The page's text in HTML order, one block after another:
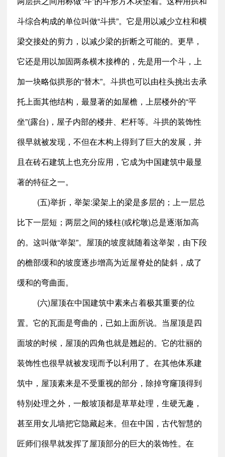
斗综合构成的单位叫做“斗拱”。它是用以减少立柱和横
梁交接处的剪力，以减少梁的折断之可能的。更早，
它还是用以加固两条横木接榫的，先是用一个斗，上
加一块略似拱形的“替木”。斗拱也可以由柱头挑出去承
托上面其他结构，最显著的如屋檐，上层楼外的“平
坐”(露台)，屋子内部的楼井、栏杆等。斗拱的装饰性
很早就被发现，不但在木构上得到了巨大的发展，并
且在砖石建筑上也充分应用，它成为中国建筑中最显
著的特征之一。
(五)举折，举架:梁架上的梁是多层的；上一层总
比下一层短；两层之间的矮柱(或柁墩)总是逐渐加高
的。这叫做“举架”。屋顶的坡度就随着这举架，由下段
的檐部缓和的坡度逐步增高为近屋脊处的陡斜，成了
缓和的弯曲面。
(六)屋顶在中国建筑中素来占着极其重要的位
置。它的瓦面是弯曲的，已如上面所说。当屋顶是四
面坡的时候，屋顶的四角也就是翘起的。它的壮丽的
装饰性也很早就被发现而予以利用了。在其他体系建
筑中，屋顶素来是不受重视的部分，除掉穹窿顶得到
特別处理之外，一般坡顶都是草草处理，生硬无趣，
甚至用女儿墙把它隐藏起来。但在中国，古代智慧的
匠师们很早就发挥了屋顶部分的巨大的装饰性。在